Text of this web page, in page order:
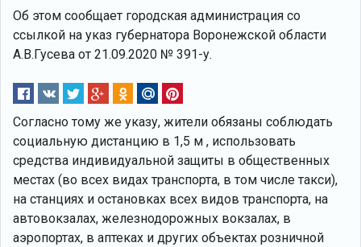
Об этом сообщает городская администрация со
ссылкой на указ губернатора Воронежской области
А.В.Гусева от 21.09.2020 № 391-у.
Согласно тому же указу, жители обязаны соблюдать
социальную дистанцию в 1,5 м , использовать
средства индивидуальной защиты в общественных
местах (во всех видах транспорта, в том числе такси),
на станциях и остановках всех видов транспорта, на
автовокзалах, железнодорожных вокзалах, в
аэропортах, в аптеках и других объектах розничной